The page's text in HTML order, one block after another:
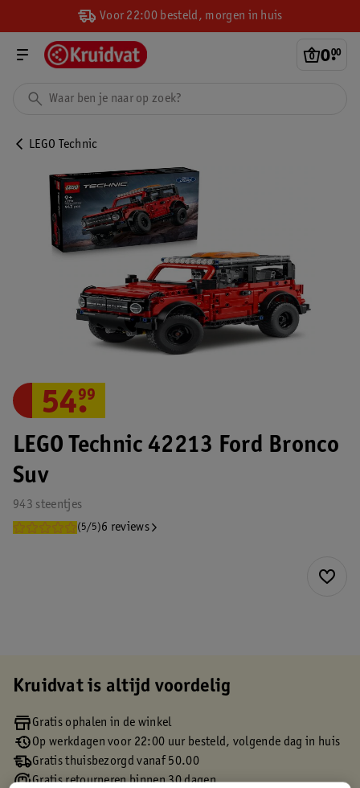
Voor 22:00 besteld, morgen in huis
0.
00
LEGO Technic
LEGO Technic 42213 Ford Bronco
Suv
943 steentjes
(5/5)6 reviews
54.
99
Kruidvat is altijd voordelig
Gratis ophalen in de winkel
Op werkdagen voor 22:00 uur besteld, volgende dag in huis
Gratis thuisbezorgd vanaf 50.00
Gratis retourneren binnen 30 dagen